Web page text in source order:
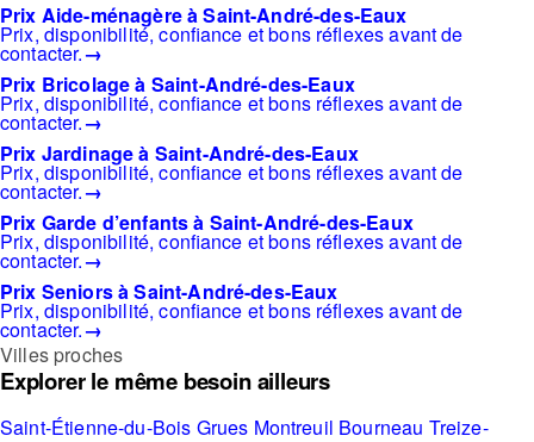
Prix Aide-ménagère à Saint-André-des-Eaux
Prix, disponibilité, confiance et bons réflexes avant de
contacter.→
Prix Bricolage à Saint-André-des-Eaux
Prix, disponibilité, confiance et bons réflexes avant de
contacter.→
Prix Jardinage à Saint-André-des-Eaux
Prix, disponibilité, confiance et bons réflexes avant de
contacter.→
Prix Garde d’enfants à Saint-André-des-Eaux
Prix, disponibilité, confiance et bons réflexes avant de
contacter.→
Prix Seniors à Saint-André-des-Eaux
Prix, disponibilité, confiance et bons réflexes avant de
contacter.→
Villes proches
Explorer le même besoin ailleurs
Saint-Étienne-du-Bois Grues Montreuil Bourneau Treize-